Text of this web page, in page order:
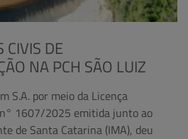
CIVIS DE
NA PCH SÃO LUIZ
S.A. por meio da Licença
1607/2025 emitida junto ao
de Santa Catarina (IMA), deu